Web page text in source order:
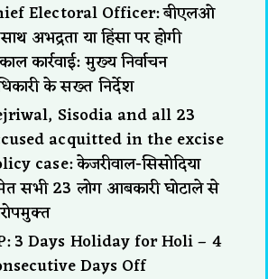
Electoral Officer: बीएलओ
अभद्रता या हिंसा पर होगी
कार्रवाई: मुख्य निर्वाचन
के सख्त निर्देश
Sisodia and all 23
acquitted in the excise
case: केजरीवाल-सिसोदिया
सभी 23 लोग आबकारी घोटाले से
3 Days Holiday for Holi – 4
Days Off